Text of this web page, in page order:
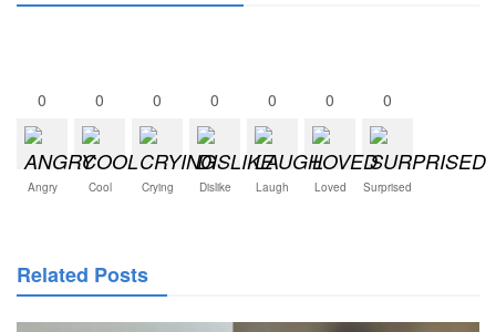
0
Angry
0
Cool
0
Crying
0
Dislike
0
Laugh
0
Loved
0
Surprised
Related Posts